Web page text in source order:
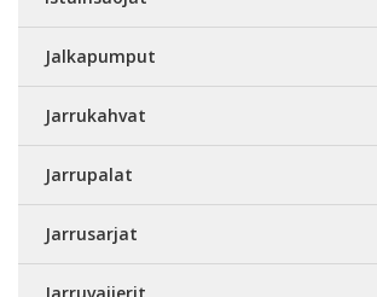
Jalkapumput
Jarrukahvat
Jarrupalat
Jarrusarjat